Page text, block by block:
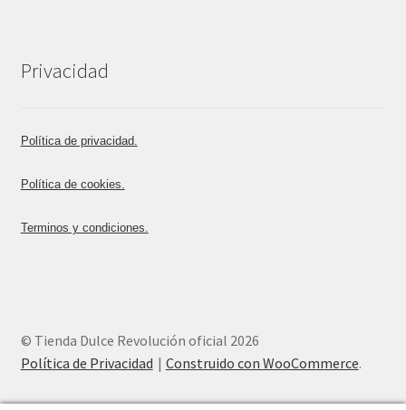
Privacidad
Política de privacidad.
Política de cookies.
Terminos y condiciones.
© Tienda Dulce Revolución oficial 2026
Política de Privacidad
Construido con WooCommerce.